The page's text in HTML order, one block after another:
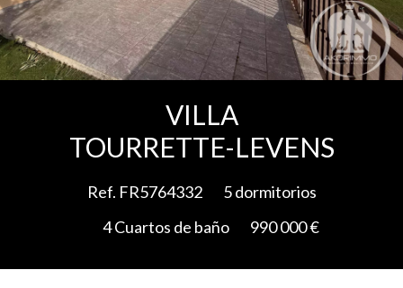
VILLA
TOURRETTE-LEVENS
Ref. FR5764332
5 dormitorios
4 Cuartos de baño
990 000 €